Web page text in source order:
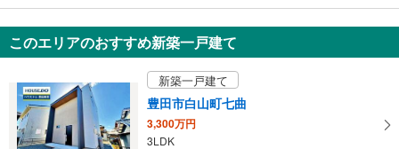
豊橋市芦原町字芦原
150万円
1046m
（登記）
このエリアのおすすめ新築一戸建て
新築一戸建て
豊田市白山町七曲
3,300万円
3LDK